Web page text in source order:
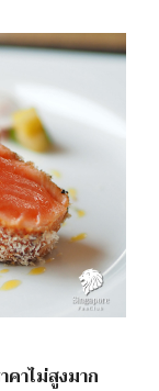
าไม่สูงมาก